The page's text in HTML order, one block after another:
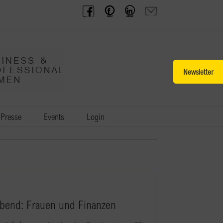
BPW
Austria
Offenes
Frauennetzwerk
BPW
Gruppe
Anfrage
schicken
Presse Events Login
Frauen und Finanzen
Sliding